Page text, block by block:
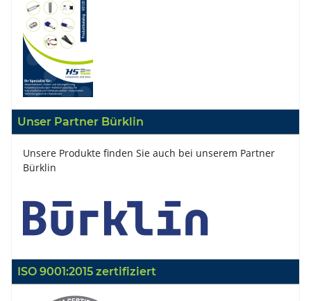
Unser Partner Bürklin
Unsere Produkte finden Sie auch bei unserem Partner
Bürklin
ISO 9001:2015 zertifiziert